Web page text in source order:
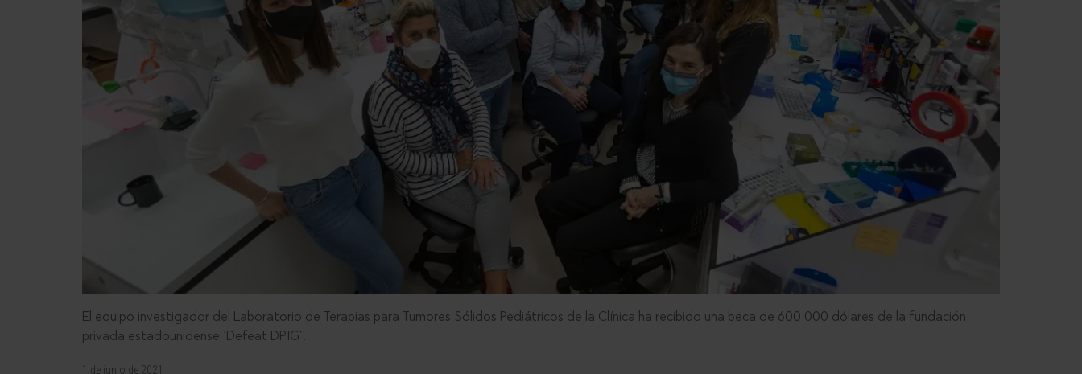
El equipo investigador del Laboratorio de Terapias para Tumores Sólidos Pediátricos de la Clínica ha recibido una beca de 600.000 dólares de la fundación
privada estadounidense ‘Defeat DPIG’.
1 de junio de 2021